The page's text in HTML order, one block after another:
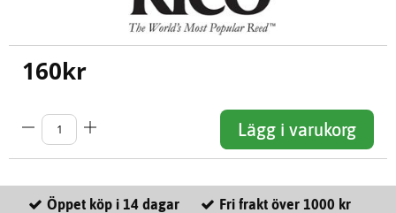
160kr
Lägg i varukorg
Öppet köp i 14 dagar
Fri frakt över 1000 kr